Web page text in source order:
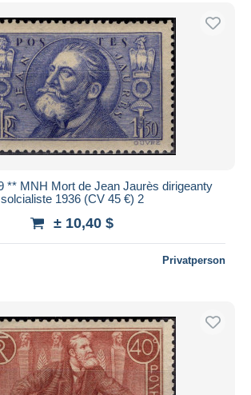
** MNH Mort de Jean Jaurès dirigeanty
solcialiste 1936 (CV 45 €) 2
± 10,40 $
Privatperson